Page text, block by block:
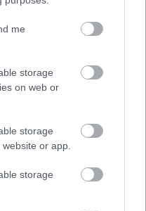
me
storage
on web or
storage
or app.
storage
mondta, azt
„sokat
lehetőség
és az
hatóság is – ne a
mint a „jogállam”,